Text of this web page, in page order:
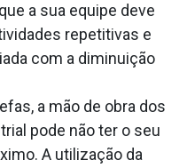
a sua equipe deve
repetitivas e
com a diminuição
a mão de obra dos
pode não ter o seu
A utilização da